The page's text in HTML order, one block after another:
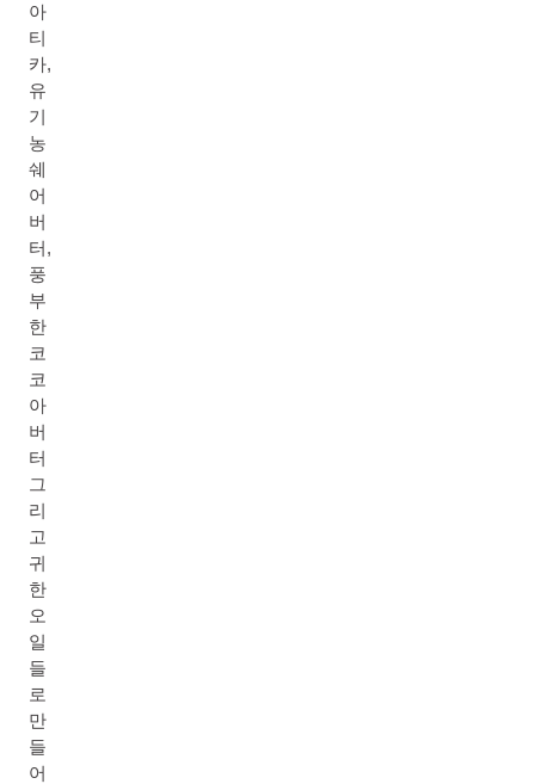
아
티
카,
유
기
농
쉐
어
버
터,
풍
부
한
코
코
아
버
터
그
리
고
귀
한
오
일
들
로
만
들
어